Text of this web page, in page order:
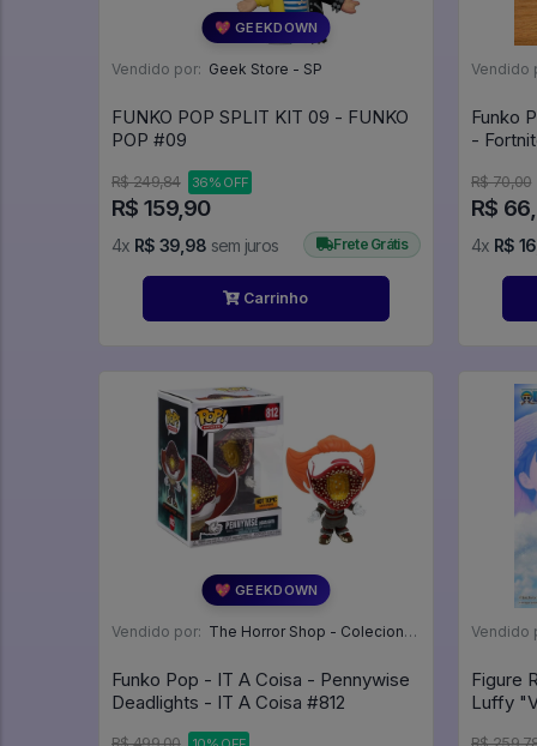
💖 GEEKDOWN
Vendido por: Geek Store - SP
FUNKO POP SPLIT KIT 09 - FUNKO
POP #09
R$ 249,84 36% OFF
R$ 159,90
4x R$ 39,98 sem juros Frete Grátis
Carrinho
Vendido
Funko
R$ 70,00
R$
4x R$
💖 GEEKDOWN
Vendido por: The Horror Shop - Colecionáveis - MG
Funko Pop - IT A Coisa - Pennywise
Deadlights - IT A Coisa #812
Vendido
Figure
Luffy